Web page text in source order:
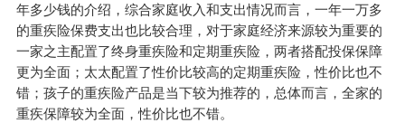
年多少钱的介绍，综合家庭收入和支出情况而言，一年一万多
的重疾险保费支出也比较合理，对于家庭经济来源较为重要的
一家之主配置了终身重疾险和定期重疾险，两者搭配投保保障
更为全面；太太配置了性价比较高的定期重疾险，性价比也不
错；孩子的重疾险产品是当下较为推荐的，总体而言，全家的
重疾保障较为全面，性价比也不错。